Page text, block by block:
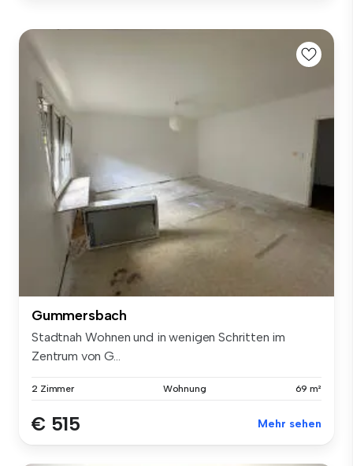
Gummersbach
Stadtnah Wohnen und in wenigen Schritten im
Zentrum von G...
2 Zimmer Wohnung 69 m²
€ 515 Mehr sehen